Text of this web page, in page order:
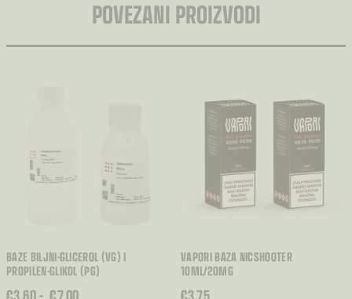
POVEZANI PROIZVODI
BAZE BILJNI-GLICEROL (VG) I
PROPILEN-GLIKOL (PG)
RASPON
VAPORI BAZA NICSHOOTER
10ML/20MG